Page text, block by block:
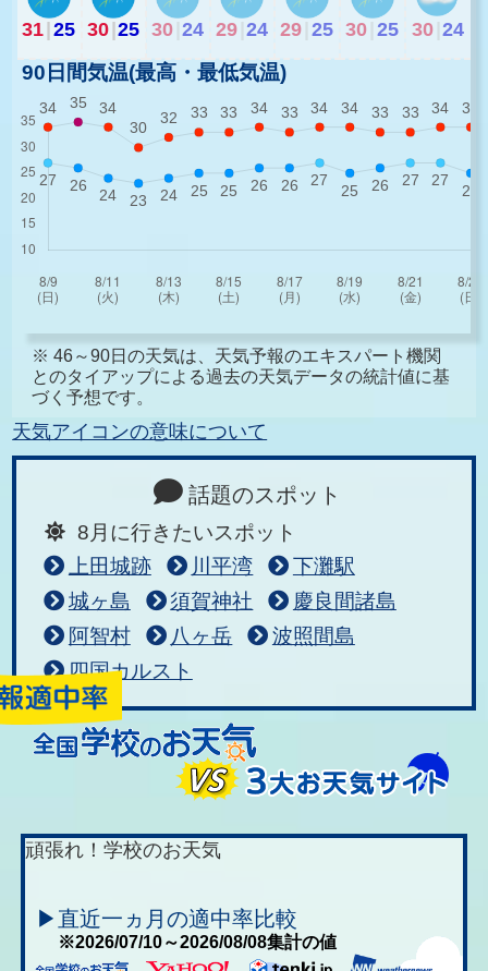
31|25 30|25 30 24 29 24 29 25 30 25 30 24
90日間気温(最高・最低気温)
※ 46～90日の天気は、天気予報のエキスパート機関
とのタイアップによる過去の天気データの統計値に基
づく予想です。
天気アイコンの意味について
話題のスポット
8月に行きたいスポット
上田城跡
川平湾
下灘駅
城ヶ島
須賀神社
慶良間諸島
阿智村
八ヶ岳
波照間島
四国カルスト
頑張れ！学校のお天気
▶直近一ヵ月の適中率比較
※2026/07/10～2026/08/08集計の値